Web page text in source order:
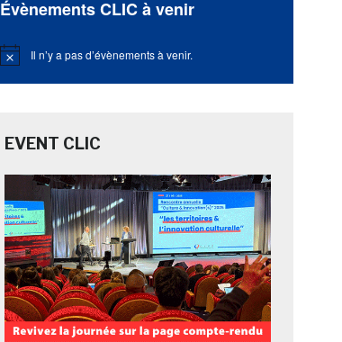
Évènements CLIC à venir
Notice Il n’y a pas d’évènements à venir.
EVENT CLIC